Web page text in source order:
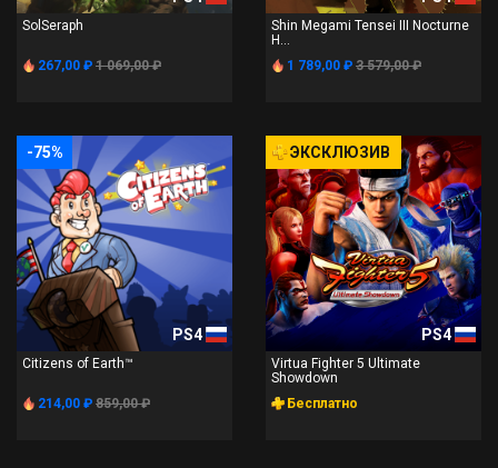
SolSeraph
267,00 ₽ 1 069,00 ₽
Shin Megami Tensei III Nocturne
H...
1 789,00 ₽ 3 579,00 ₽
-75%
PS4
Citizens of Earth™
214,00 ₽ 859,00 ₽
ЭКСКЛЮЗИВ
PS4
Virtua Fighter 5 Ultimate
Showdown
Бесплатно